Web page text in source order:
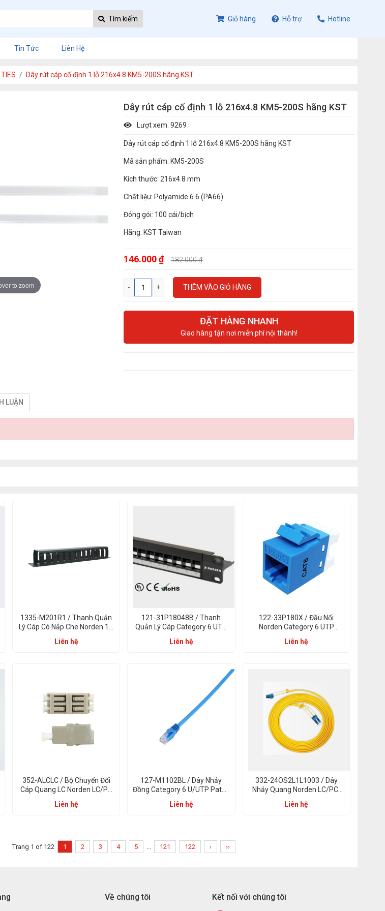
Tìm kiếm Giỏ hàng Hỗ trợ Hotline
Tin Tức Liên Hệ
Dây rút cáp cố định 1 lỗ 216x4.8 KM5-200S hãng KST
to zoom
Dây rút cáp cố định 1 lỗ 216x4.8 KM5-200S hãng KST
Lượt xem: 9269
Dây rút cáp cố định 1 lỗ 216x4.8 KM5-200S hãng KST
Mã sản phẩm: KM5-200S
Kích thước: 216x4.8 mm
Chất liệu: Polyamide 6.6 (PA66)
Đóng gói: 100 cái/bịch
Hãng: KST Taiwan
146.000 ₫ 182.000 ₫
THÊM VÀO GIỎ HÀNG
ĐẶT HÀNG NHANH
Giao hàng tận nơi miễn phí nội thành!
LUẬN
1335-M201R1 / Thanh Quản
Lý Cáp Có Nắp Che Norden 1U
With Cover
Liên hệ
121-31P18048B / Thanh
Quản Lý Cáp Category 6 UTP
Down 48 Port
Liên hệ
122-33P180X / Đầu Nối
Norden Category 6 UTP
Liên hệ
352-ALCLC / Bộ Chuyển Đổi
Cáp Quang LC Norden LC/PC
Liên hệ
127-M1102BL / Dây Nhảy
Đồng Category 6 U/UTP Patch
Dương
Liên hệ
332-24OS2L1L1003 / Dây
Nhảy Quang Norden LC/PC-
Liên hệ
Trang 1 of 122 1 2 3 4 5 ... 121 122 › ››
Về chúng tôi Kết nối với chúng tôi